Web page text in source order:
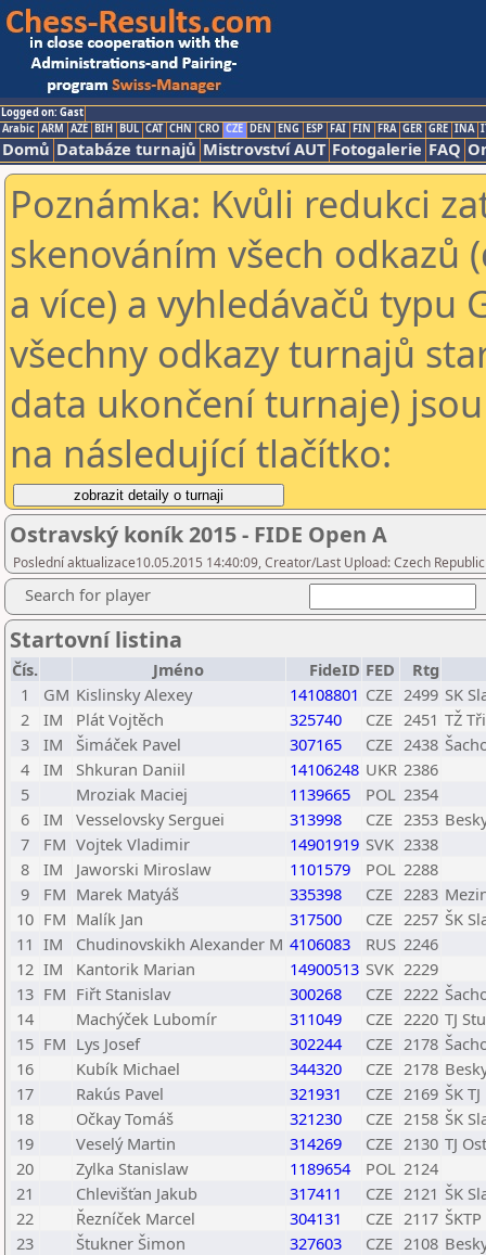
Logged on: Gast
Arabic ARM AZE BIH BUL CAT CHN CRO CZE DEN ENG ESP FAI FIN FRA GER GRE INA
Domů Databáze turnajů Mistrovství AUT Fotogalerie FAQ
Poznámka: Kvůli redukci
skenováním všech odkazů
a více) a vyhledávačů typu
všechny odkazy turnajů
data ukončení turnaje)
na následující tlačítko:
Ostravský koník 2015 - FIDE Open A
Poslední aktualizace10.05.2015 14:40:09, Creator/Last Upload: Czech
Search for player
Startovní listina
Čís. Jméno FideID FED
Rtg
1
GM Kislinsky Alexey 14108801 CZE 2499 SK
2
IM Plát Vojtěch 325740 CZE 2451 TŽ
3
IM Šimáček Pavel 307165 CZE 2438
4
IM Shkuran Daniil 14106248 UKR 2386
5
Mroziak Maciej 1139665 POL 2354
6
IM Vesselovsky Serguei 313998 CZE 2353
7
FM Vojtek Vladimir 14901919 SVK 2338
8
IM Jaworski Miroslaw 1101579 POL 2288
9
FM Marek Matyáš 335398 CZE 2283
10 FM Malík Jan 317500 CZE 2257 ŠK
11 IM Chudinovskikh Alexander M 4106083 RUS 2246
12 IM Kantorik Marian 14900513 SVK 2229
13 FM Fiřt Stanislav 300268 CZE 2222
14
Machýček Lubomír 311049 CZE 2220 TJ
15 FM Lys Josef 302244 CZE 2178
16
Kubík Michael 344320 CZE 2178
17
Rakús Pavel 321931 CZE 2169 ŠK
18
Očkay Tomáš 321230 CZE 2158 ŠK
19
Veselý Martin 314269 CZE 2130 TJ
20
Zylka Stanislaw 1189654 POL 2124
21
Chlevišťan Jakub 317411 CZE 2121 ŠK
22
Řezníček Marcel 304131 CZE 2117
23
Štukner Šimon 327603 CZE 2108